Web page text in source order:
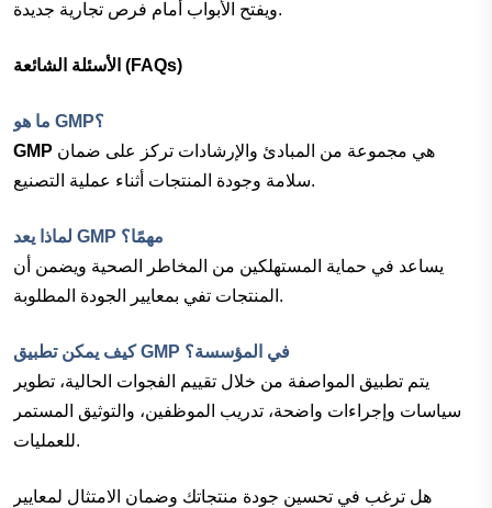
ويفتح الأبواب أمام فرص تجارية جديدة.
الأسئلة الشائعة (FAQs)
ما هو GMP؟
GMP
سلامة وجودة المنتجات أثناء عملية التصنيع.
لماذا يعد GMP مهمًا؟
يساعد في حماية المستهلكين من المخاطر الصحية ويضمن أن
المنتجات تفي بمعايير الجودة المطلوبة.
كيف يمكن تطبيق GMP في المؤسسة؟
يتم تطبيق المواصفة من خلال تقييم الفجوات الحالية، تطوير
سياسات وإجراءات واضحة، تدريب الموظفين، والتوثيق المستمر
للعمليات.
هل ترغب في تحسين جودة منتجاتك وضمان الامتثال لمعايير